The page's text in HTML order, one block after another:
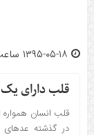
قلب دارای
قلب انسان همواره
در گذشته عده­ای